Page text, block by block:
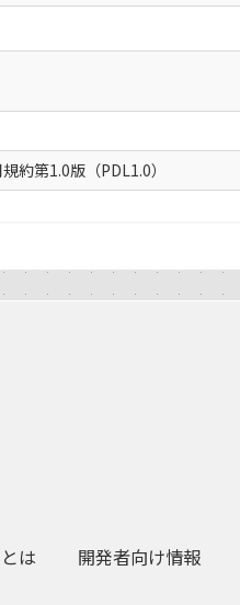
約第1.0版（PDL1.0）
は 開発者向け情報